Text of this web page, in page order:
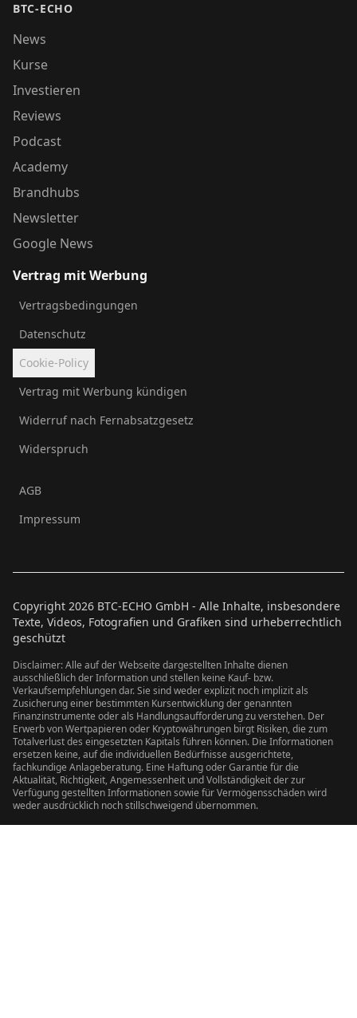
BTC-ECHO
News
Kurse
Investieren
Reviews
Podcast
Academy
Brandhubs
Newsletter
Google News
Vertrag mit Werbung
Vertragsbedingungen
Datenschutz
Cookie-Policy
Vertrag mit Werbung kündigen
Widerruf nach Fernabsatzgesetz
Widerspruch
AGB
Impressum
Copyright 2026 BTC-ECHO GmbH - Alle Inhalte, insbesondere
Texte, Videos, Fotografien und Grafiken sind urheberrechtlich
geschützt
Disclaimer: Alle auf der Webseite dargestellten Inhalte dienen
ausschließlich der Information und stellen keine Kauf- bzw.
Verkaufsempfehlungen dar. Sie sind weder explizit noch implizit als
Zusicherung einer bestimmten Kursentwicklung der genannten
Finanzinstrumente oder als Handlungsaufforderung zu verstehen. Der
Erwerb von Wertpapieren oder Kryptowährungen birgt Risiken, die zum
Totalverlust des eingesetzten Kapitals führen können. Die Informationen
ersetzen keine, auf die individuellen Bedürfnisse ausgerichtete,
fachkundige Anlageberatung. Eine Haftung oder Garantie für die
Aktualität, Richtigkeit, Angemessenheit und Vollständigkeit der zur
Verfügung gestellten Informationen sowie für Vermögensschäden wird
weder ausdrücklich noch stillschweigend übernommen.